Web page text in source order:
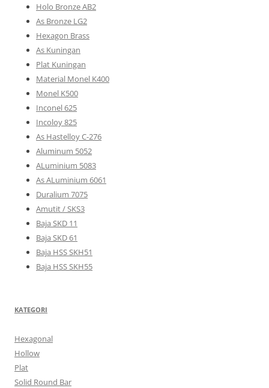
Holo Bronze AB2
As Bronze LG2
Hexagon Brass
As Kuningan
Plat Kuningan
Material Monel K400
Monel K500
Inconel 625
Incoloy 825
As Hastelloy C-276
Aluminum 5052
ALuminium 5083
As ALuminium 6061
Duralium 7075
Amutit / SKS3
Baja SKD 11
Baja SKD 61
Baja HSS SKH51
Baja HSS SKH55
KATEGORI
Hexagonal
Hollow
Plat
Solid Round Bar